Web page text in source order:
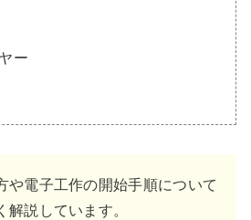
ー
や電子工作の開始手順について
解説しています。